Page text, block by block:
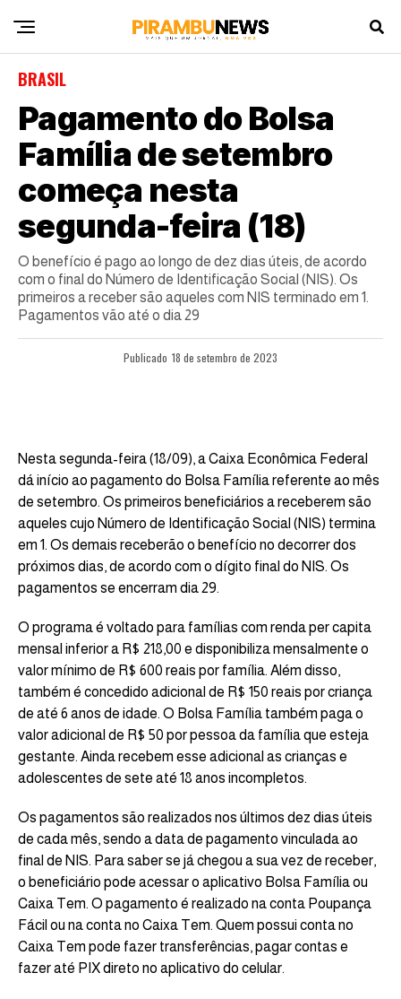
BRASIL
Pagamento do Bolsa
Família de setembro
começa nesta
segunda-feira (18)
O benefício é pago ao longo de dez dias úteis, de acordo
com o final do Número de Identificação Social (NIS). Os
primeiros a receber são aqueles com NIS terminado em 1.
Pagamentos vão até o dia 29
Publicado 18 de setembro de 2023
Nesta segunda-feira (18/09), a Caixa Econômica Federal
dá início ao pagamento do Bolsa Família referente ao mês
de setembro. Os primeiros beneficiários a receberem são
aqueles cujo Número de Identificação Social (NIS) termina
em 1. Os demais receberão o benefício no decorrer dos
próximos dias, de acordo com o dígito final do NIS. Os
pagamentos se encerram dia 29.
O programa é voltado para famílias com renda per capita
mensal inferior a R$ 218,00 e disponibiliza mensalmente o
valor mínimo de R$ 600 reais por família. Além disso,
também é concedido adicional de R$ 150 reais por criança
de até 6 anos de idade. O Bolsa Família também paga o
valor adicional de R$ 50 por pessoa da família que esteja
gestante. Ainda recebem esse adicional as crianças e
adolescentes de sete até 18 anos incompletos.
Os pagamentos são realizados nos últimos dez dias úteis
de cada mês, sendo a data de pagamento vinculada ao
final de NIS. Para saber se já chegou a sua vez de receber,
o beneficiário pode acessar o aplicativo Bolsa Família ou
Caixa Tem. O pagamento é realizado na conta Poupança
Fácil ou na conta no Caixa Tem. Quem possui conta no
Caixa Tem pode fazer transferências, pagar contas e
fazer até PIX direto no aplicativo do celular.